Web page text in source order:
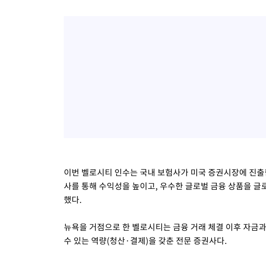
이번 벨로시티 인수는 국내 보험사가 미국 증권시장에 진
사를 통해 수익성을 높이고, 우수한 글로벌 금융 상품을
했다.
뉴욕을 거점으로 한 벨로시티는 금융 거래 체결 이후 자금
수 있는 역량(청산·결제)을 갖춘 전문 증권사다.